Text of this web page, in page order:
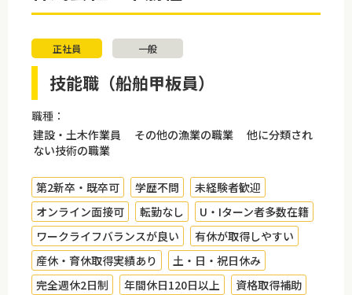
正社員 一般
技能職（船舶甲板員）
職種：
建設・土木作業員 その他の漁業の職業 他に分類され
ない技術の職業
第2新卒・既卒可 学歴不問
未経験者歓迎
オンライン面接可
転勤なし
U・Iターン者多数在籍
ワークライフバランスが良い
有休が取得しやすい
産休・育休取得実績あり
土・日・祝日休み
完全週休2日制
年間休日120日以上
資格取得補助